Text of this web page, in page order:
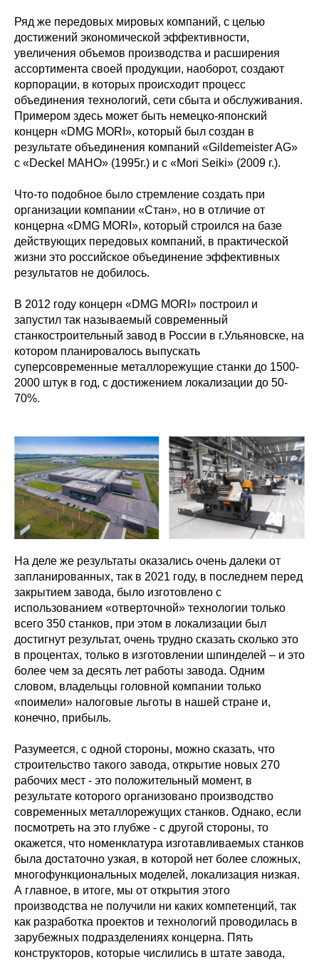
Ряд же передовых мировых компаний, с целью
достижений экономической эффективности,
увеличения объемов производства и расширения
ассортимента своей продукции, наоборот, создают
корпорации, в которых происходит процесс
объединения технологий, сети сбыта и обслуживания.
Примером здесь может быть немецко-японский
концерн «DMG MORI», который был создан в
результате объединения компаний «Gildemeister AG»
с «Deckel MAHO» (1995г.) и с «Mori Seiki» (2009 г.).
Что-то подобное было стремление создать при
организации компании «Стан», но в отличие от
концерна «DMG MORI», который строился на базе
действующих передовых компаний, в практической
жизни это российское объединение эффективных
результатов не добилось.
В 2012 году концерн «DMG MORI» построил и
запустил так называемый современный
станкостроительный завод в России в г.Ульяновске, на
котором планировалось выпускать
суперсовременные металлорежущие станки до 1500-
2000 штук в год, с достижением локализации до 50-
70%.
На деле же результаты оказались очень далеки от
запланированных, так в 2021 году, в последнем перед
закрытием завода, было изготовлено с
использованием «отверточной» технологии только
всего 350 станков, при этом в локализации был
достигнут результат, очень трудно сказать сколько это
в процентах, только в изготовлении шпинделей – и это
более чем за десять лет работы завода. Одним
словом, владельцы головной компании только
«поимели» налоговые льготы в нашей стране и,
конечно, прибыль.
Разумеется, с одной стороны, можно сказать, что
строительство такого завода, открытие новых 270
рабочих мест - это положительный момент, в
результате которого организовано производство
современных металлорежущих станков. Однако, если
посмотреть на это глубже - с другой стороны, то
окажется, что номенклатура изготавливаемых станков
была достаточно узкая, в которой нет более сложных,
многофункциональных моделей, локализация низкая.
А главное, в итоге, мы от открытия этого
производства не получили ни каких компетенций, так
как разработка проектов и технологий проводилась в
зарубежных подразделениях концерна. Пять
конструкторов, которые числились в штате завода,